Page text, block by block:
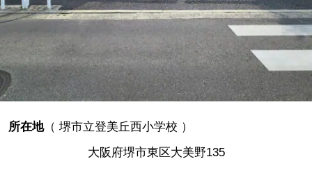
所在地（ 堺市立登美丘西小学校 ）
大阪府堺市東区大美野135